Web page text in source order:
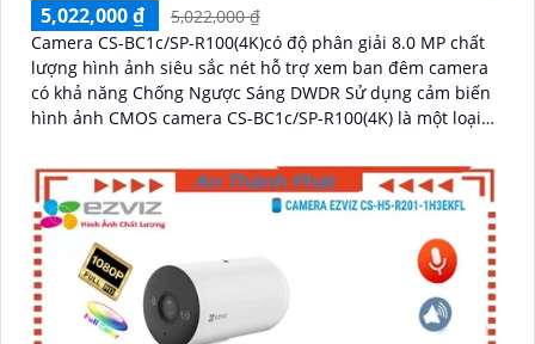
5,022,000 ₫
5,022,000 ₫
Camera CS-BC1c/SP-R100(4K)có độ phân giải 8.0 MP chất
lượng hình ảnh siêu sắc nét hỗ trợ xem ban đêm camera
có khả năng Chống Ngược Sáng DWDR Sử dụng cảm biến
hình ảnh CMOS camera CS-BC1c/SP-R100(4K) là một loại
thông qua khe thẻ nhớ